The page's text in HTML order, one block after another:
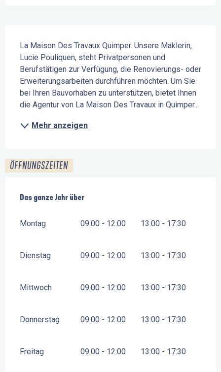
La Maison Des Travaux Quimper. Unsere Maklerin,
Lucie Pouliquen, steht Privatpersonen und
Berufstätigen zur Verfügung, die Renovierungs- oder
Erweiterungsarbeiten durchführen möchten. Um Sie
bei Ihren Bauvorhaben zu unterstützen, bietet Ihnen
die Agentur von La Maison Des Travaux in Quimper...
Mehr anzeigen
ÖFFNUNGSZEITEN
Das ganze Jahr über
Das ganze Jahr über
Montag 09:00 - 12:00 13:00 - 17:30
Dienstag 09:00 - 12:00 13:00 - 17:30
Mittwoch 09:00 - 12:00 13:00 - 17:30
Donnerstag 09:00 - 12:00 13:00 - 17:30
Freitag 09:00 - 12:00 13:00 - 17:30